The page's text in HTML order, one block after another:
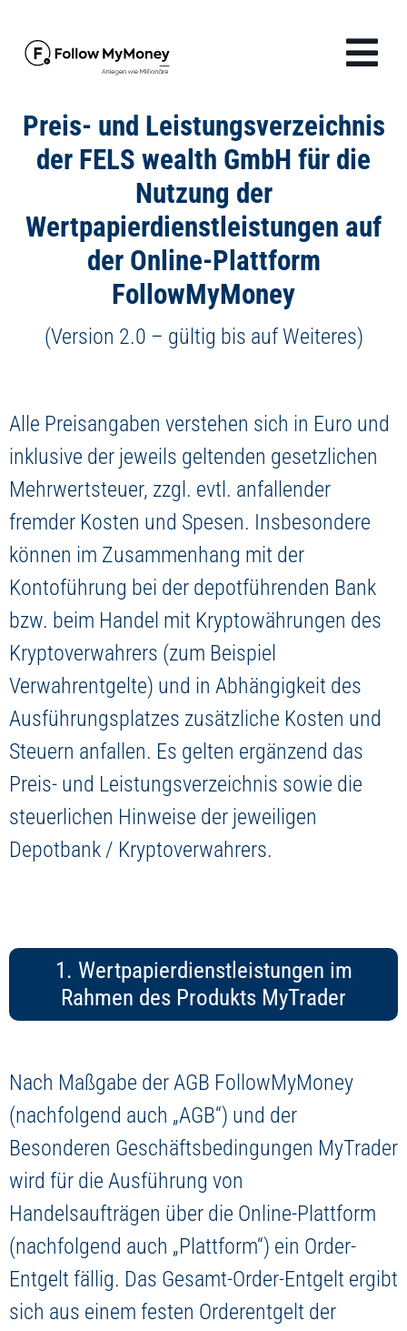
Inhalt
Produkte
Lösungen
Finanzwissen
Anmelden
Jetzt Depot eröffnen
Preis- und Leistungsverzeichnis
der FELS wealth GmbH für die
Nutzung der
Wertpapierdienstleistungen auf
der Online-Plattform
FollowMyMoney
(Version 2.0 – gültig bis auf Weiteres)
Alle Preisangaben verstehen sich in Euro und
inklusive der jeweils geltenden gesetzlichen
Mehrwertsteuer, zzgl. evtl. anfallender
fremder Kosten und Spesen. Insbesondere
können im Zusammenhang mit der
Kontoführung bei der depotführenden Bank
bzw. beim Handel mit Kryptowährungen des
Kryptoverwahrers (zum Beispiel
Verwahrentgelte) und in Abhängigkeit des
Ausführungsplatzes zusätzliche Kosten und
Steuern anfallen. Es gelten ergänzend das
Preis- und Leistungsverzeichnis sowie die
steuerlichen Hinweise der jeweiligen
Depotbank / Kryptoverwahrers.
1. Wertpapierdienstleistungen im
Rahmen des Produkts MyTrader
Nach Maßgabe der AGB FollowMyMoney
(nachfolgend auch „AGB“) und der
Besonderen Geschäftsbedingungen MyTrader
wird für die Ausführung von
Handelsaufträgen über die Online-Plattform
(nachfolgend auch „Plattform“) ein Order-
Entgelt fällig. Das Gesamt-Order-Entgelt ergibt
sich aus einem festen Orderentgelt der